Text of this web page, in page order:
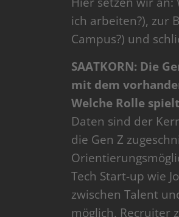
ich arbeiten?), zur
Campus?) und
SAATKORN: Die
mit dem
Welche Rolle
Daten sind der
die Gen Z
Tech Start-up wie
zwischen Talent
möglich, Recruiter